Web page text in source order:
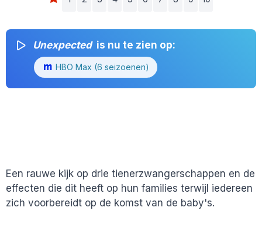
Unexpected is nu te zien op:
HBO Max (6 seizoenen)
Een rauwe kijk op drie tienerzwangerschappen en de
effecten die dit heeft op hun families terwijl iedereen
zich voorbereidt op de komst van de baby's.